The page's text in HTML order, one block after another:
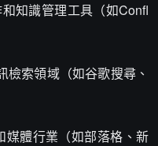
知識管理工具（如Confl
檢索領域（如谷歌搜尋、
媒體行業（如部落格、新